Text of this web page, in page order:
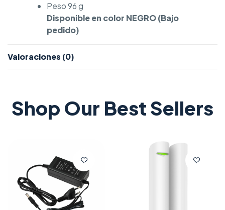
Peso 96 g
Disponible en color NEGRO (Bajo
pedido)
Valoraciones (0)
Shop Our Best Sellers